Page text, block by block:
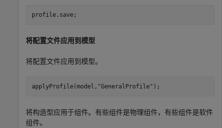
profile.save;
将配置文件应用到模型
将配置文件应用到模型。
applyProfile(model, "GeneralProfile" );
将构造型应用于组件。有些组件是物理组件，有些组件是软件
组件。